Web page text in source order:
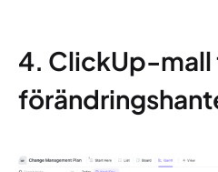
4. ClickUp-mall